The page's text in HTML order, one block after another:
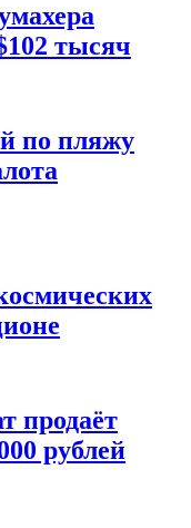
тысяч
по пляжу
продаёт
рублей